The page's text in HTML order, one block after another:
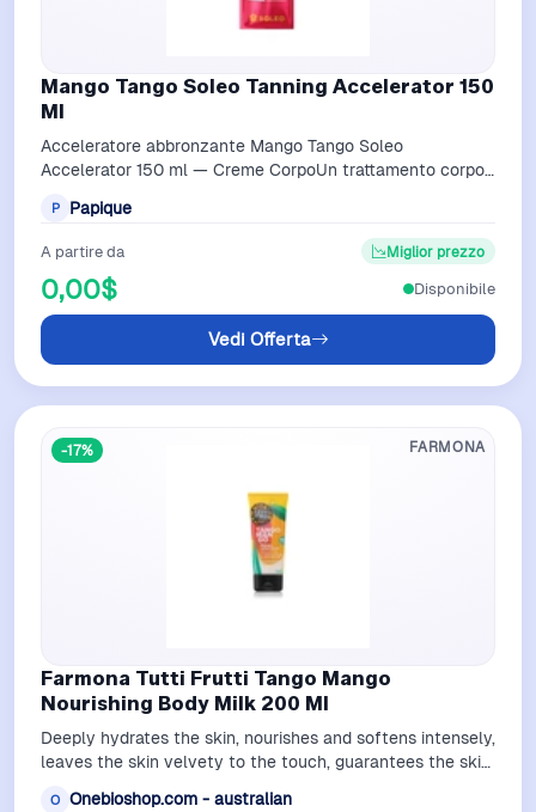
Mango Tango Soleo Tanning Accelerator 150
Ml
Acceleratore abbronzante Mango Tango Soleo
Accelerator 150 ml — Creme CorpoUn trattamento corpo
P Papique
A partire da
0,00$
Miglior prezzo
Vedi Offerta
Disponibile
-17% FARMONA
Farmona Tutti Frutti Tango Mango
Nourishing Body Milk 200 Ml
Deeply hydrates the skin, nourishes and softens intensely,
leaves the skin velvety to the touch, guarantees the skin
O Onebioshop.com - australian